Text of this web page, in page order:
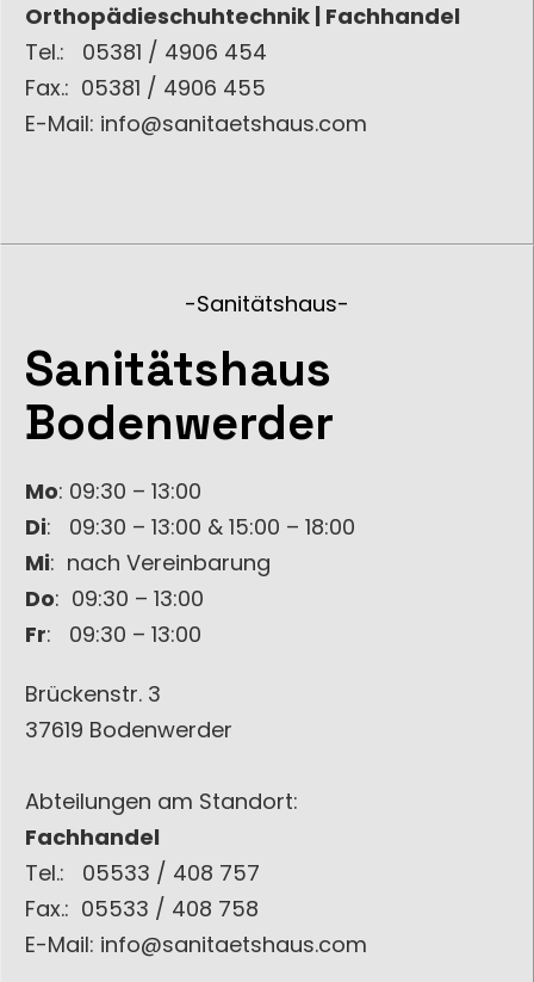
Orthopädieschuhtechnik | Fachhandel
Tel.: 05381 / 4906 454
Fax.: 05381 / 4906 455
E-Mail: info@sanitaetshaus.com
-Sanitätshaus-
Sanitätshaus
Bodenwerder
Mo: 09:30 – 13:00
Di: 09:30 – 13:00 & 15:00 – 18:00
Mi: nach Vereinbarung
Do: 09:30 – 13:00
Fr: 09:30 – 13:00
Brückenstr. 3
37619 Bodenwerder
Abteilungen am Standort:
Fachhandel
Tel.: 05533 / 408 757
Fax.: 05533 / 408 758
E-Mail: info@sanitaetshaus.com